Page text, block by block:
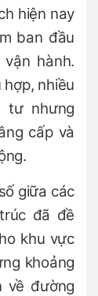
hiện nay
ban đầu
hành.
nhiều
tư nhưng
cấp và
giữa các
đã đề
khu vực
khoảng
về đường